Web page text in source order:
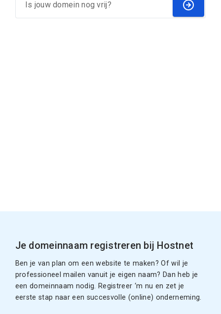
Je domeinnaam registreren bij Hostnet
Ben je van plan om een website te maken? Of wil je
professioneel mailen vanuit je eigen naam? Dan heb je
een domeinnaam nodig. Registreer ‘m nu en zet je
eerste stap naar een succesvolle (online) onderneming.